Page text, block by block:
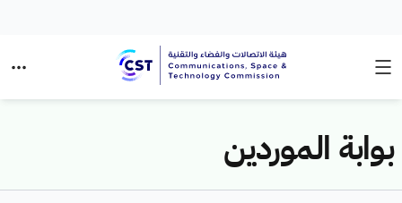
بوابة الموردين